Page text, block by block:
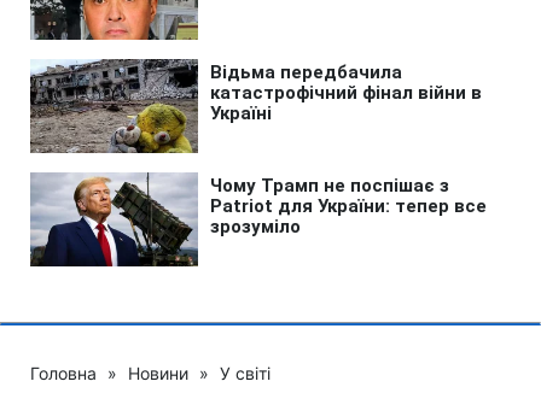
Головна » Новини » У світі